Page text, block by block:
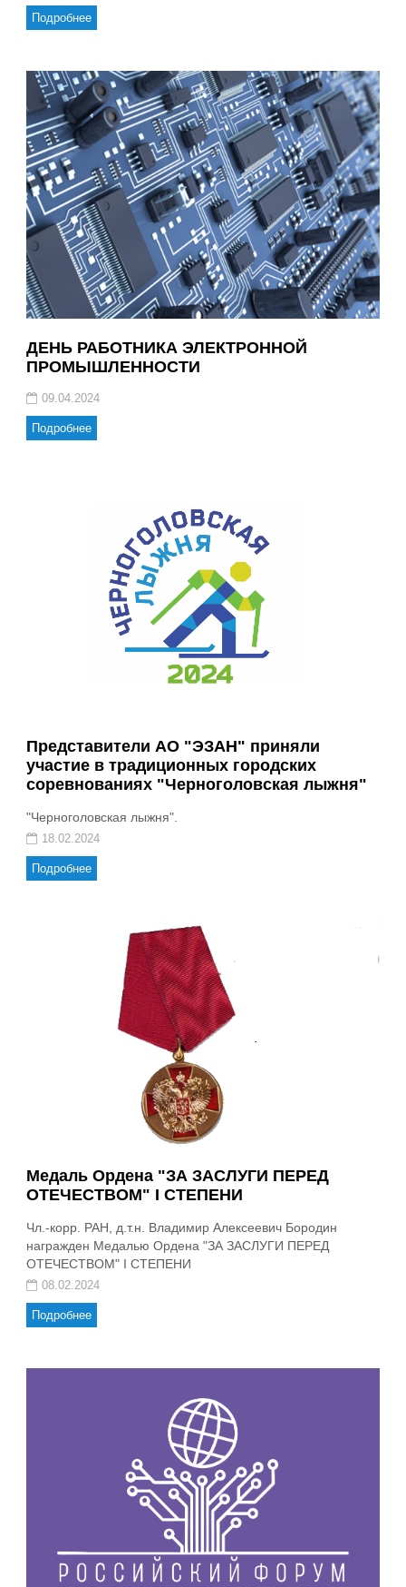
Подробнее
ДЕНЬ РАБОТНИКА ЭЛЕКТРОННОЙ
ПРОМЫШЛЕННОСТИ
09.04.2024
Подробнее
Представители АО "ЭЗАН" приняли
участие в традиционных городских
соревнованиях "Черноголовская лыжня"
"Черноголовская лыжня".
18.02.2024
Подробнее
Медаль Ордена "ЗА ЗАСЛУГИ ПЕРЕД
ОТЕЧЕСТВОМ" I СТЕПЕНИ
Чл.-корр. РАН, д.т.н. Владимир Алексеевич Бородин
награжден Медалью Ордена "ЗА ЗАСЛУГИ ПЕРЕД
ОТЕЧЕСТВОМ" I СТЕПЕНИ
08.02.2024
Подробнее